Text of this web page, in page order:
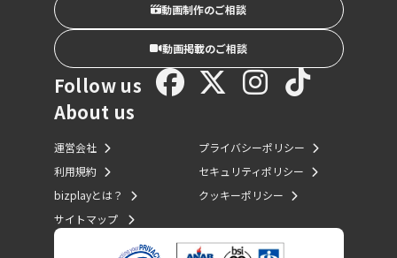
動画制作のご相談
動画掲載のご相談
Follow us
About us
運営会社
利用規約
bizplayとは？
サイトマップ
プライバシーポリシー
セキュリティポリシー
クッキーポリシー